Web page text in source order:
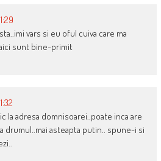
vars si eu oful cuiva care ma
sunt bine-primit
la adresa domnisoarei..poate inca are
drumul..mai asteapta putin.. spune-i si